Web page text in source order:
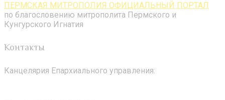
ПЕРМСКАЯ МИТРОПОЛИЯ ОФИЦИАЛЬНЫЙ ПОРТАЛ
по благословению митрополита Пермского и
Кунгурского Игнатия
Контакты
Канцелярия Епархиального управления: